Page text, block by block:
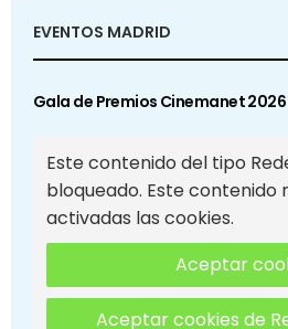
EVENTOS MADRID
Gala de Premios Cinemanet 2026
Este contenido del tipo
bloqueado. Este contenido
activadas las cookies.
Aceptar
Aceptar cookies de